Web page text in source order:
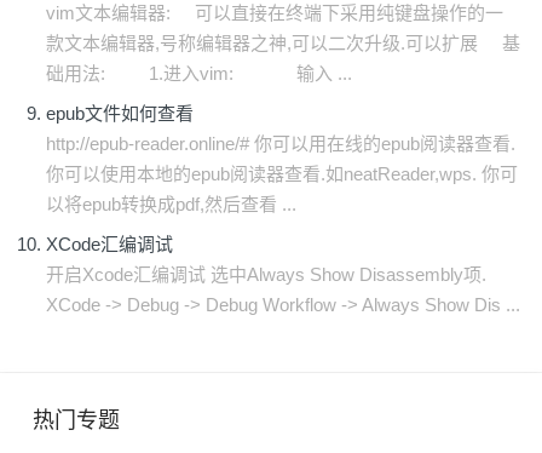
vim文本编辑器: 可以直接在终端下采用纯键盘操作的一
款文本编辑器,号称编辑器之神,可以二次升级.可以扩展 基
础用法: 1.进入vim: 输入 ...
epub文件如何查看
http://epub-reader.online/# 你可以用在线的epub阅读器查看.
你可以使用本地的epub阅读器查看.如neatReader,wps. 你可
以将epub转换成pdf,然后查看 ...
XCode汇编调试
开启Xcode汇编调试 选中Always Show Disassembly项.
XCode -> Debug -> Debug Workflow -> Always Show Dis ...
热门专题